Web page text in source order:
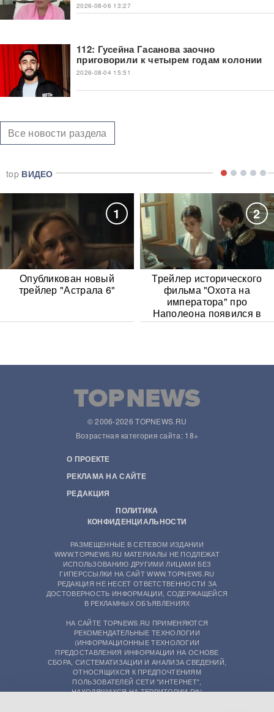
2026-08-06 13:27
112: Гусейна Гасанова заочно
приговорили к четырем годам колонии
2026-08-04 15:51
Все новости раздела
top ВИДЕО
1
Опубликован новый
трейлер "Астрала 6"
2
Трейлер исторического
фильма "Охота на
императора" про
Наполеона появился в
Сети
© 2006-2026 TOPNEWS.RU
Возрастная категория сайта: 18+
О ПРОЕКТЕ
РЕКЛАМА НА САЙТЕ
РЕДАКЦИЯ
ПОЛИТИКА
КОНФИДЕНЦИАЛЬНОСТИ
РАЗМЕЩЕННЫЕ В СЕТЕВОМ ИЗДАНИИ
WWW.TOPNEWS.RU МАТЕРИАЛЫ НЕ ПОДЛЕЖАТ
ИСПОЛЬЗОВАНИЮ ДРУГИМИ ЛИЦАМИ БЕЗ
ГИПЕРССЫЛКИ НА САЙТ WWW.TOPNEWS.RU
РЕДАКЦИЯ НЕ НЕСЕТ ОТВЕТСТВЕННОСТИ ЗА
ДОСТОВЕРНОСТЬ ИНФОРМАЦИИ, СОДЕРЖАЩЕЙСЯ
В РЕКЛАМНЫХ ОБЪЯВЛЕНИЯХ
НА САЙТЕ TOPNEWS.RU ПРИМЕНЯЮТСЯ
РЕКОМЕНДАТЕЛЬНЫЕ ТЕХНОЛОГИИ
(ИНФОРМАЦИОННЫЕ ТЕХНОЛОГИИ
ПРЕДОСТАВЛЕНИЯ ИНФОРМАЦИИ НА ОСНОВЕ
СБОРА, СИСТЕМАТИЗАЦИИ И АНАЛИЗА СВЕДЕНИЙ,
ОТНОСЯЩИХСЯ К ПРЕДПОЧТЕНИЯМ
ПОЛЬЗОВАТЕЛЕЙ СЕТИ "ИНТЕРНЕТ",
НАХОДЯЩИХСЯ НА ТЕРРИТОРИИ РФ)